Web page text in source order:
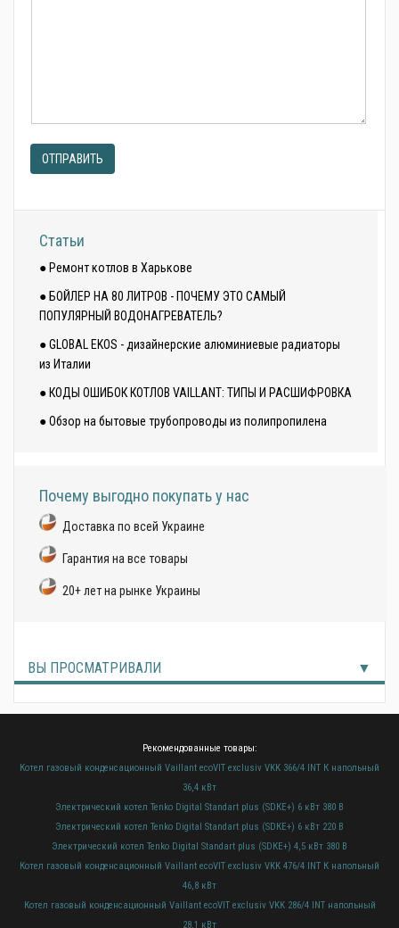
ОТПРАВИТЬ
Статьи
● Ремонт котлов в Харькове
● БОЙЛЕР НА 80 ЛИТРОВ - ПОЧЕМУ ЭТО САМЫЙ
ПОПУЛЯРНЫЙ ВОДОНАГРЕВАТЕЛЬ?
● GLOBAL EKOS - дизайнерские алюминиевые радиаторы
из Италии
● КОДЫ ОШИБОК КОТЛОВ VAILLANT: ТИПЫ И РАСШИФРОВКА
● Обзор на бытовые трубопроводы из полипропилена
Почему выгодно покупать у нас
Доставка по всей Украине
Гарантия на все товары
20+ лет на рынке Украины
ВЫ ПРОСМАТРИВАЛИ
Рекомендованные товары:
Котел газовый конденсационный Vaillant ecoVIT exclusiv VKK 366/4 INT К напольный
36,4 кВт
Электрический котел Tenko Digital Standart plus (SDКЕ+) 6 кВт 380 В
Электрический котел Tenko Digital Standart plus (SDКЕ+) 6 кВт 220 В
Электрический котел Tenko Digital Standart plus (SDКЕ+) 4,5 кВт 380 В
Котел газовый конденсационный Vaillant ecoVIT exclusiv VKK 476/4 INT К напольный
46,8 кВт
Котел газовый конденсационный Vaillant ecoVIT exclusiv VKK 286/4 INT напольный
28,1 кВт